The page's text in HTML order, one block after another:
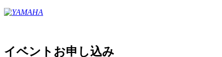
イベントお申し込み